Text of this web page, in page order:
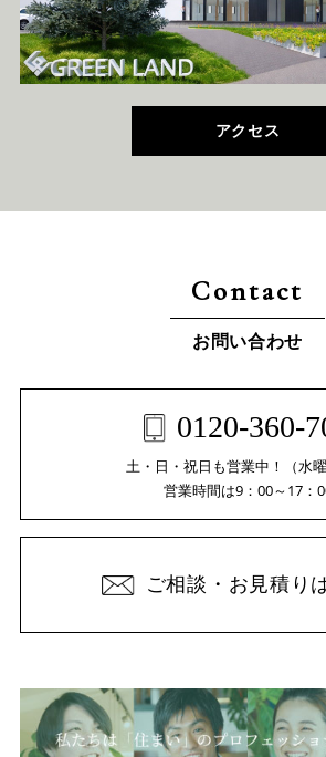
アクセス
Contact
お問い合わせ
0120-360-
土・日・祝日も営業中！（水曜
営業時間は9：00～17：
ご相談・お見積り